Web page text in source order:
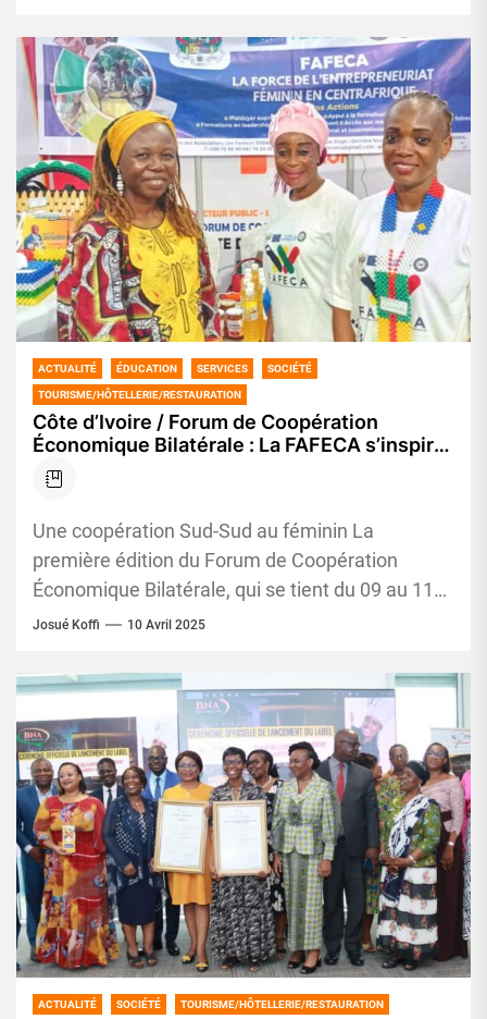
ACTUALITÉ ÉDUCATION SERVICES SOCIÉTÉ
TOURISME/HÔTELLERIE/RESTAURATION
Côte d’Ivoire / Forum de Coopération
Économique Bilatérale : La FAFECA s’inspire
du modèle ivoirien pour renforcer
l’entrepreneuriat féminin en Centrafrique
Une coopération Sud-Sud au féminin La
première édition du Forum de Coopération
Économique Bilatérale, qui se tient du 09 au 11
avril 2025 à Abidjan,...
Josué Koffi 10 Avril 2025
ACTUALITÉ SOCIÉTÉ TOURISME/HÔTELLERIE/RESTAURATION